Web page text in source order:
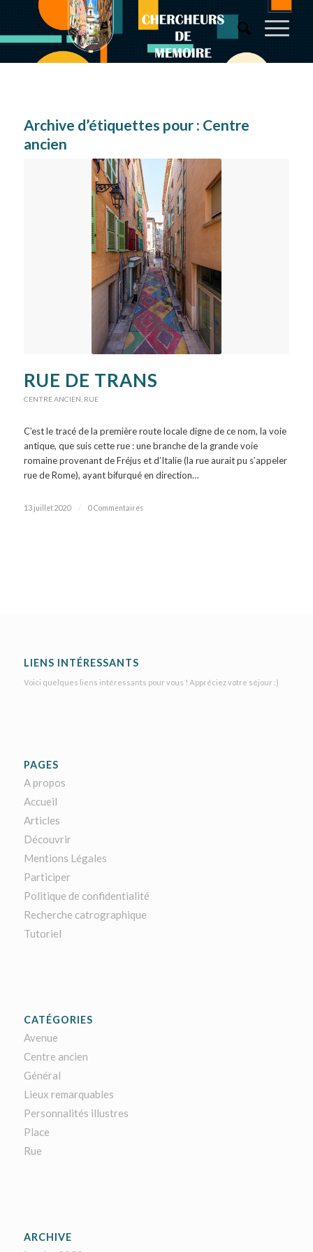
Archive d’étiquettes pour : Centre
ancien
RUE DE TRANS
CENTRE ANCIEN RUE
C’est le tracé de la première route locale digne de ce nom, la voie
antique, que suis cette rue : une branche de la grande voie
romaine provenant de Fréjus et d’Italie (la rue aurait pu s’appeler
rue de Rome), ayant bifurqué en direction…
13 juillet 2020 / 0 Commentaires
LIENS INTÉRESSANTS
Voici quelques liens intéressants pour vous ! Appréciez votre séjour :)
PAGES
A propos
Accueil
Articles
Découvrir
Mentions Légales
Participer
Politique de confidentialité
Recherche catrographique
Tutoriel
CATÉGORIES
Avenue
Centre ancien
Général
Lieux remarquables
Personnalités illustres
Place
Rue
ARCHIVE